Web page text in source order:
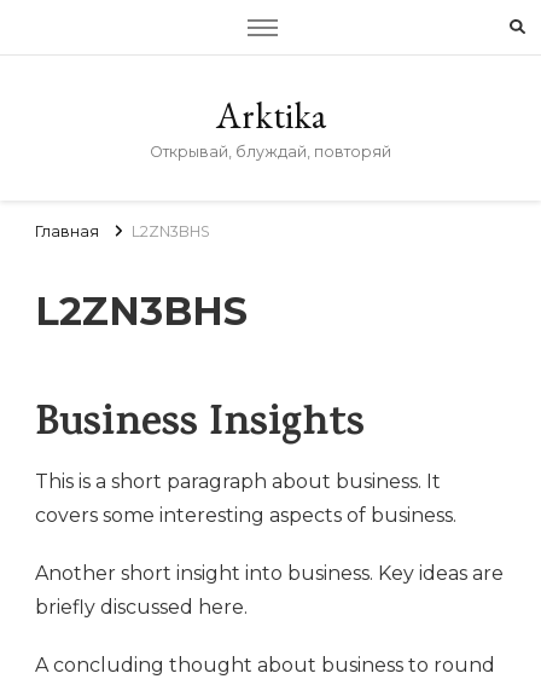
Arktika
Открывай, блуждай, повторяй
Главная L2ZN3BHS
L2ZN3BHS
Business Insights
This is a short paragraph about business. It
covers some interesting aspects of business.
Another short insight into business. Key ideas are
briefly discussed here.
A concluding thought about business to round